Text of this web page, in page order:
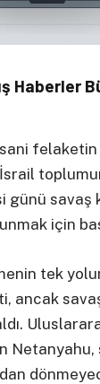
Haberler
savaş
için
tek